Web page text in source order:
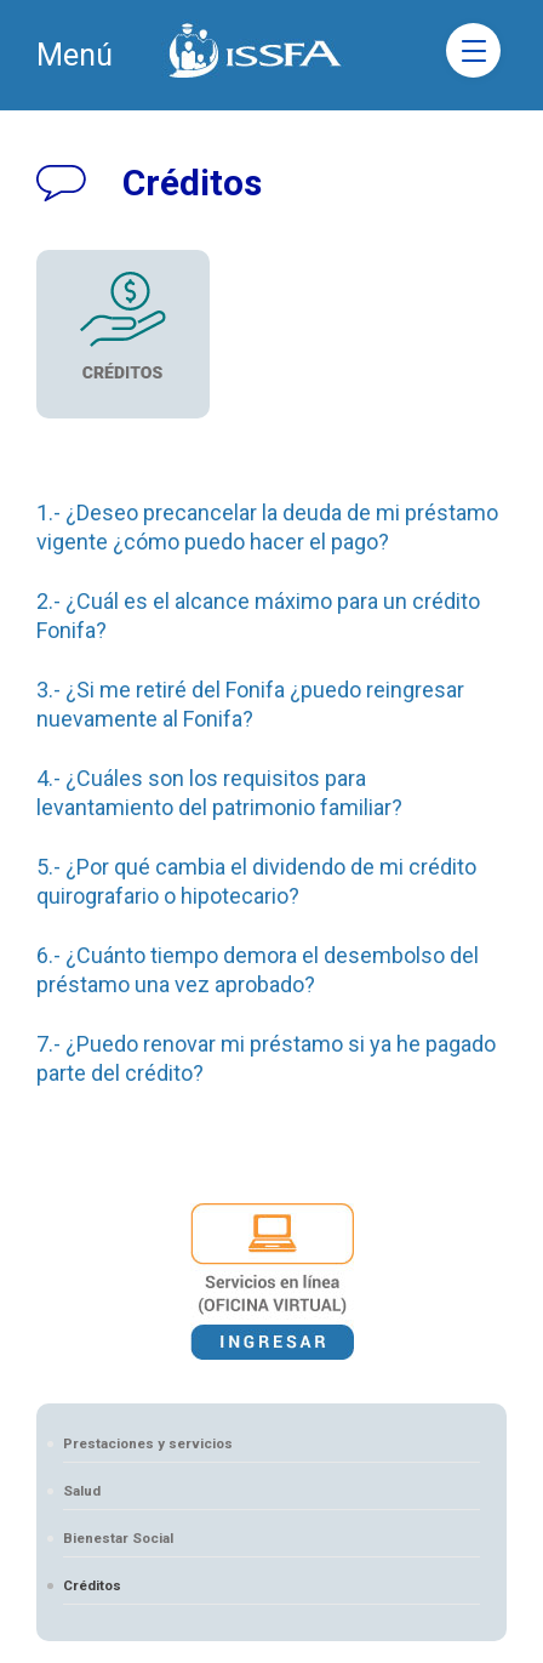
Menú
Créditos
1.- ¿Deseo precancelar la deuda de mi préstamo
vigente ¿cómo puedo hacer el pago?
2.- ¿Cuál es el alcance máximo para un crédito
Fonifa?
3.- ¿Si me retiré del Fonifa ¿puedo reingresar
nuevamente al Fonifa?
4.- ¿Cuáles son los requisitos para
levantamiento del patrimonio familiar?
5.- ¿Por qué cambia el dividendo de mi crédito
quirografario o hipotecario?
6.- ¿Cuánto tiempo demora el desembolso del
préstamo una vez aprobado?
7.- ¿Puedo renovar mi préstamo si ya he pagado
parte del crédito?
Prestaciones y servicios
Salud
Bienestar Social
Créditos